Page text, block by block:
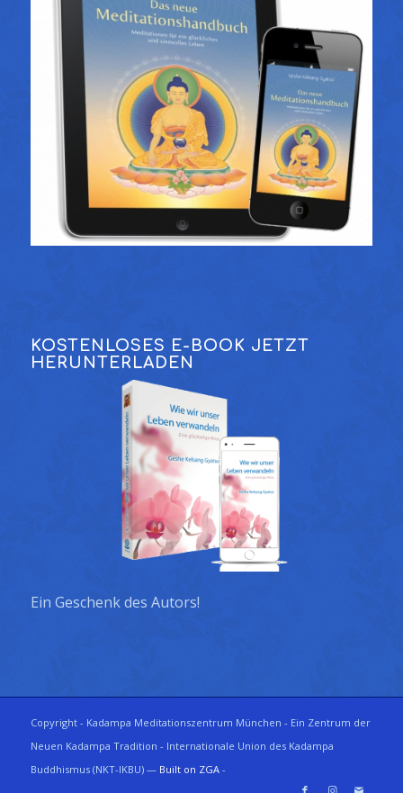
KOSTENLOSES E-BOOK JETZT
HERUNTERLADEN
Ein Geschenk des Autors!
Copyright - Kadampa Meditationszentrum München - Ein Zentrum der
Neuen Kadampa Tradition - Internationale Union des Kadampa
Buddhismus (NKT-IKBU) — Built on ZGA-